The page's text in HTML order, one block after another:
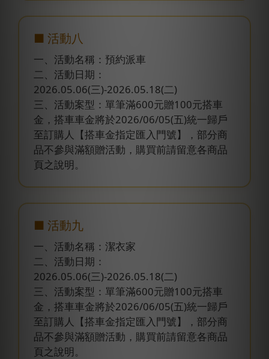
■ 活動八
一、活動名稱：預約派車
二、活動日期：
2026.05.06(三)-2026.05.18(二)
三、活動案型：單筆滿600元贈100元搭車
金，搭車車金將於2026/06/05(五)統一歸戶
至訂購人【搭車金指定匯入門號】，部分商
品不參與滿額贈活動，購買前請留意各商品
頁之說明。
■ 活動九
一、活動名稱：潔衣家
二、活動日期：
2026.05.06(三)-2026.05.18(二)
三、活動案型：單筆滿600元贈100元搭車
金，搭車車金將於2026/06/05(五)統一歸戶
至訂購人【搭車金指定匯入門號】，部分商
品不參與滿額贈活動，購買前請留意各商品
頁之說明。